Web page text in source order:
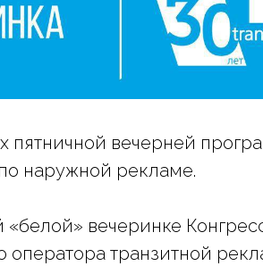
пятничной вечерней
наружной рекламе.
«белой» вечеринке
оператора транзитной